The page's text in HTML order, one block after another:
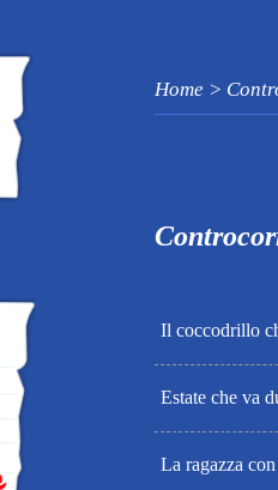
Home >
Il coccodrillo
Estate che va
La ragazza